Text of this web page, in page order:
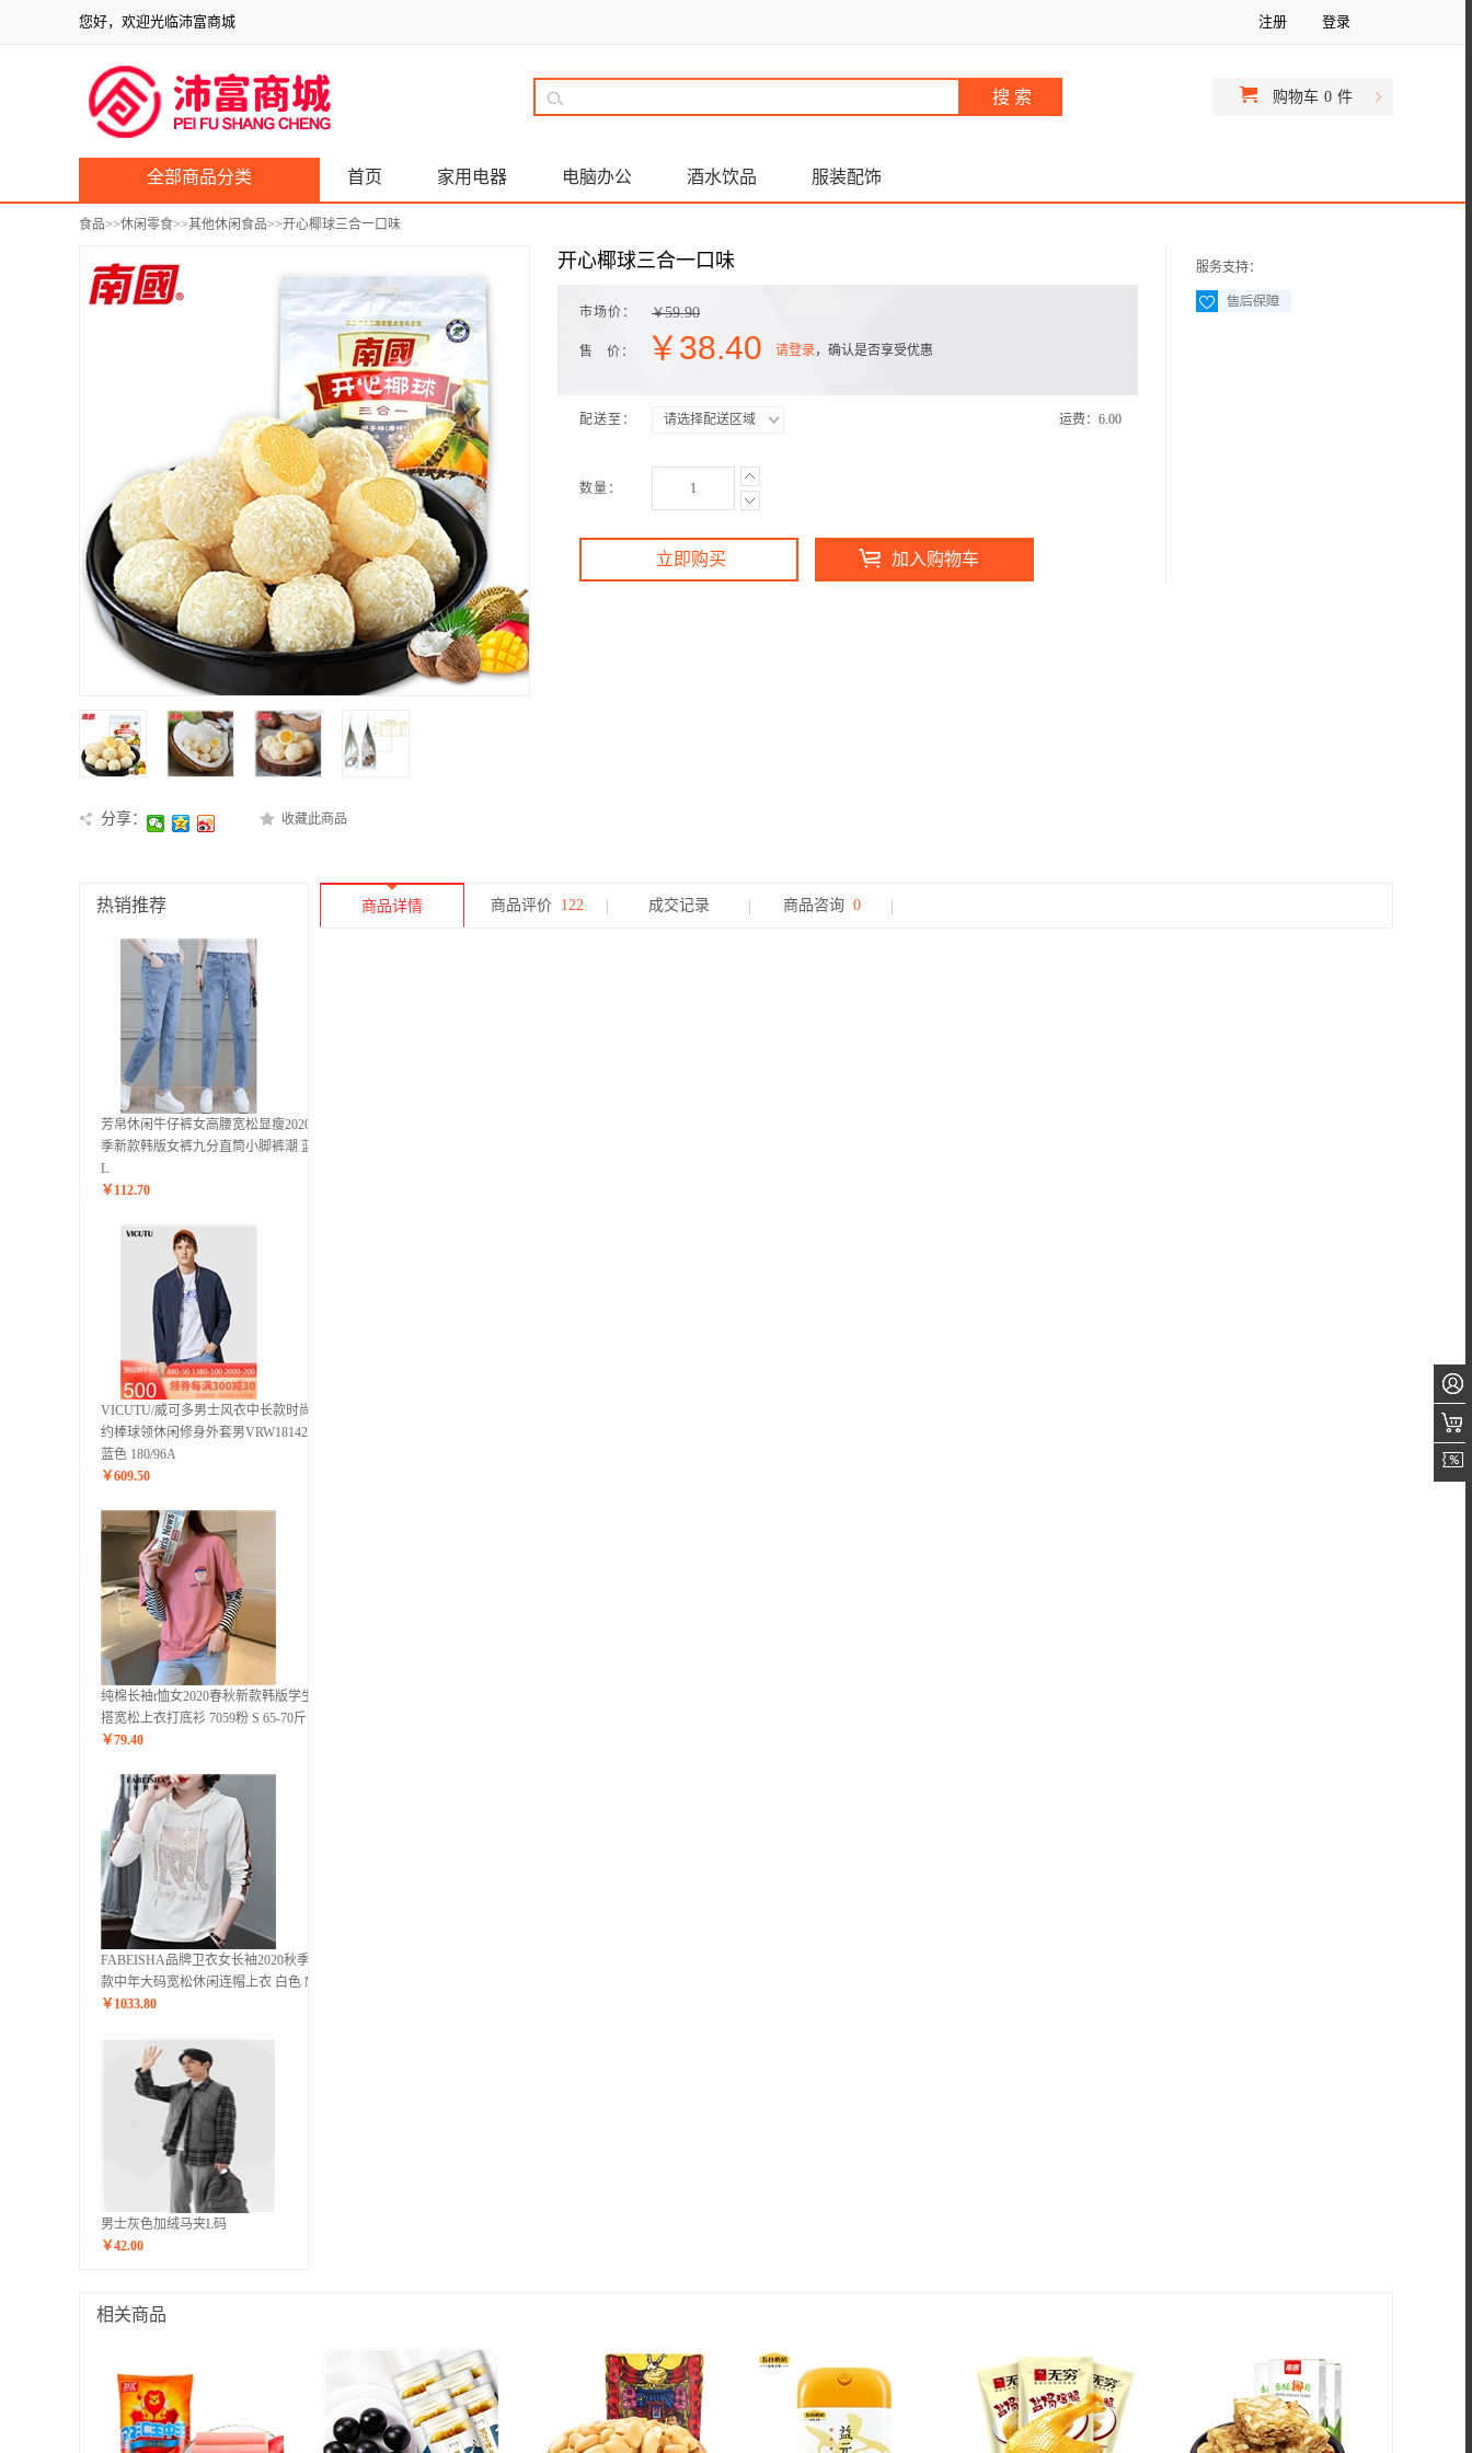
您好，欢迎光临沛富商城 注册 登录
购物车 0 件
全部商品分类 首页 家用电器 电脑办公 酒水饮品 服装配饰
食品>>休闲零食>>其他休闲食品>>开心椰球三合一口味
分享： 收藏此商品
开心椰球三合一口味
市场价： ￥59.90
售 价： ￥38.40 请登录，确认是否享受优惠
配送至： 请选择配送区域 运费： 6.00
数量：
立即购买 加入购物车
服务支持：
热销推荐
芳帛休闲牛仔裤女高腰宽松显瘦2020夏
季新款韩版女裤九分直筒小脚裤潮 蓝色
L
￥ 112.70
VICUTU/威可多男士风衣中长款时尚简
约棒球领休闲修身外套男VRW18142868
蓝色 180/96A
￥609.50
纯棉长袖t恤女2020春秋新款韩版学生百
搭宽松上衣打底衫 7059粉 S 65-70斤
￥79.40
FABEISHA品牌卫衣女长袖2020秋季新
款中年大码宽松休闲连帽上衣 白色 M
￥ 1033.80
男士灰色加绒马夹L码
￥42.00
商品详情 商品评价 122 成交记录 商品咨询 0
相关商品